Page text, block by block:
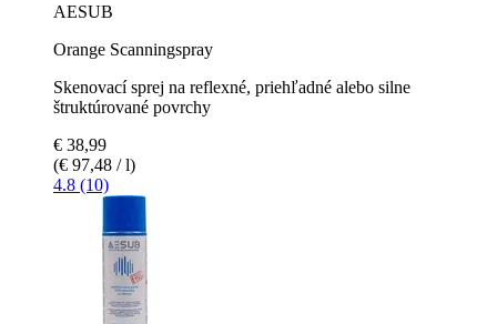
AESUB
Orange Scanningspray
Skenovací sprej na reflexné, priehľadné alebo silne
štruktúrované povrchy
€ 38,99
(€ 97,48 / l)
4.8 (10)